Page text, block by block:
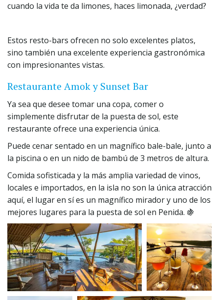
cuando la vida te da limones, haces limonada, ¿verdad?
Estos resto-bars ofrecen no solo excelentes platos,
sino también una excelente experiencia gastronómica
con impresionantes vistas.
Restaurante Amok y Sunset Bar
Ya sea que desee tomar una copa, comer o
simplemente disfrutar de la puesta de sol, este
restaurante ofrece una experiencia única.
Puede cenar sentado en un magnífico bale-bale, junto a
la piscina o en un nido de bambú de 3 metros de altura.
Comida sofisticada y la más amplia variedad de vinos,
locales e importados, en la isla no son la única atracción
aquí, el lugar en sí es un magnífico mirador y uno de los
mejores lugares para la puesta de sol en Penida. 🍇